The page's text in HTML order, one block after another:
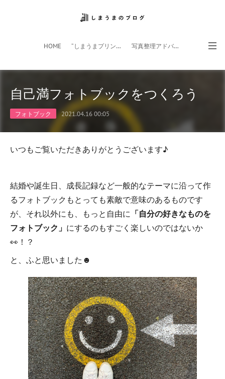
HOME ”しまうまプリント”サイト 写真整理アドバイザー
フォトライフ応援団 スマホアプリ
自己満フォトブックをつくろう
フォトブック 2021.04.16 00:05
いつもご覧いただきありがとうございます♪
結婚や誕生日、成長記録など一般的なテーマに沿って作
るフォトブックもとっても素敵で意味のあるものです
が、それ以外にも、もっと自由に 「自分の好きなものを
フォトブック」 にするのもすごく楽しいのではないか
👀！？
と、ふと思いました☻